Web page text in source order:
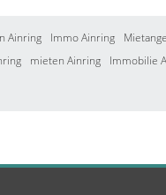
Ainring Immo Ainring
mieten Ainring Immobilie